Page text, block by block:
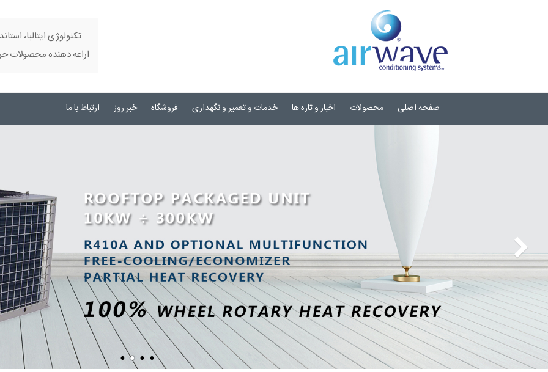
تکنولوژی ایتالیا،
اراعه دهنده محصولات
صفحه اصلی محصولات اخبار و تازه ها خدمات و تعمیر و نگهداری فروشگاه خبر روز ارتباط با ما